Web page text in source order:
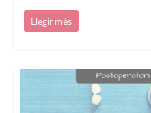
Llegir més